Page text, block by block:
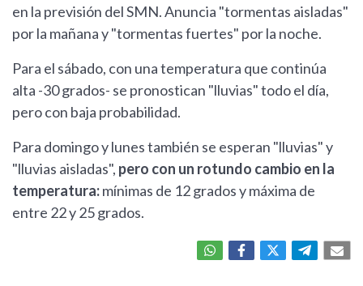
en la previsión del SMN. Anuncia "tormentas aisladas"
por la mañana y "tormentas fuertes" por la noche.
Para el sábado, con una temperatura que continúa
alta -30 grados- se pronostican "lluvias" todo el día,
pero con baja probabilidad.
Para domingo y lunes también se esperan "lluvias" y
"lluvias aisladas", pero con un rotundo cambio en la
temperatura:mínimas de 12 grados y máxima de
entre 22 y 25 grados.